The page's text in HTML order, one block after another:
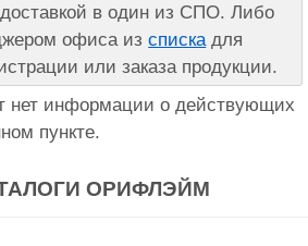
в один из СПО. Либо
офиса изспискадля
или заказа продукции.
нет информации о действующих
пункте.
ОРИФЛЭЙМ